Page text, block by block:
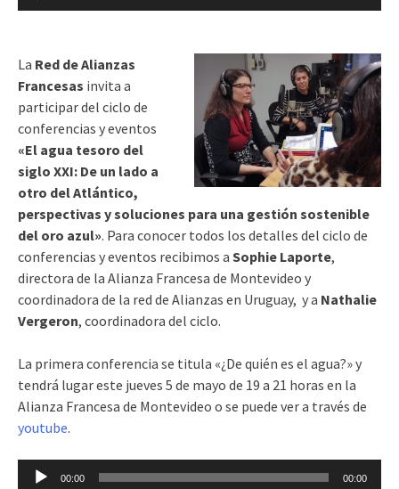
La Red de Alianzas
Francesas invita a
participar del ciclo de
conferencias y eventos
«El agua tesoro del
siglo XXI: De un lado a
otro del Atlántico,
perspectivas y soluciones para una gestión sostenible
del oro azul». Para conocer todos los detalles del ciclo de
conferencias y eventos recibimos a Sophie Laporte,
directora de la Alianza Francesa de Montevideo y
coordinadora de la red de Alianzas en Uruguay, y a Nathalie
Vergeron, coordinadora del ciclo.
La primera conferencia se titula «¿De quién es el agua?» y
tendrá lugar este jueves 5 de mayo de 19 a 21 horas en la
Alianza Francesa de Montevideo o se puede ver a través de
youtube.
Reproductor
00:00 00:00